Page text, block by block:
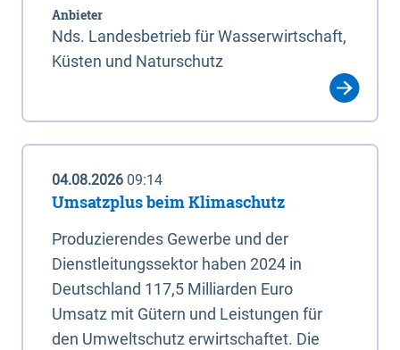
Anbieter
Nds. Landesbetrieb für Wasserwirtschaft,
Küsten und Naturschutz
04.08.2026 09:14
Umsatzplus beim Klimaschutz
Produzierendes Gewerbe und der
Dienstleitungssektor haben 2024 in
Deutschland 117,5 Milliarden Euro
Umsatz mit Gütern und Leistungen für
den Umweltschutz erwirtschaftet. Die